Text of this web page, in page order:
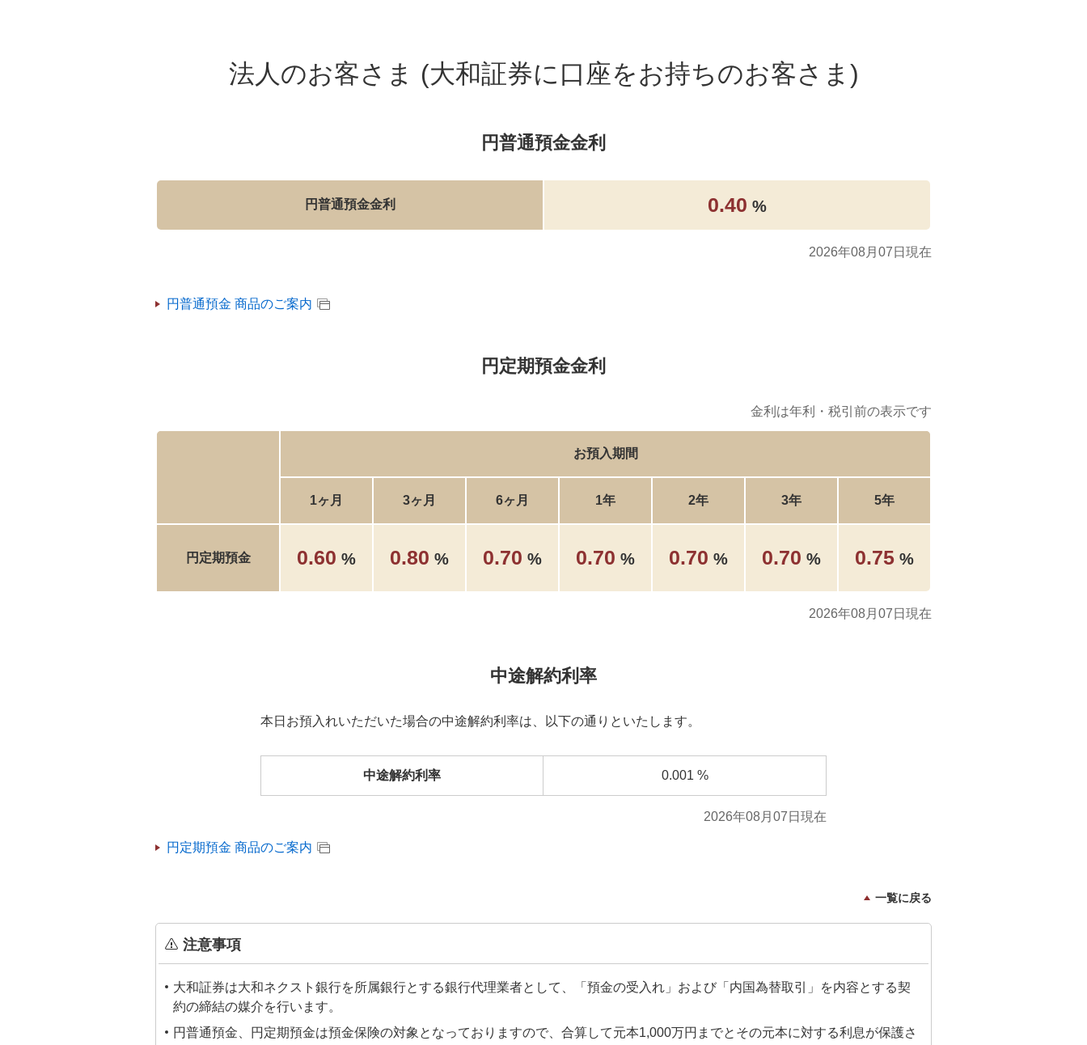
法人のお客さま (大和証券に口座をお持ちのお客さま)
円普通預金金利
円普通預金金利 0.40 %
2026年08月07日現在
円普通預金 商品のご案内
円定期預金金利
金利は年利・税引前の表示です
お預入期間
1ヶ月 3ヶ月 6ヶ月 1年 2年 3年 5年
円定期預金 0.60 % 0.80 % 0.70 % 0.70 % 0.70 % 0.70 % 0.75 %
2026年08月07日現在
中途解約利率
本日お預入れいただいた場合の中途解約利率は、以下の通りといたします。
中途解約利率 0.001 %
2026年08月07日現在
円定期預金 商品のご案内
一覧に戻る
注意事項
大和証券は大和ネクスト銀行を所属銀行とする銀行代理業者として、「預金の受入れ」および「内国為替取引」を内容とする契
約の締結の媒介を行います。
円普通預金、円定期預金は預金保険の対象となっておりますので、合算して元本1,000万円までとその元本に対する利息が保護さ